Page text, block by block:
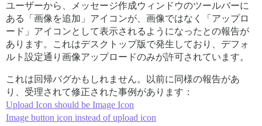
ユーザーから、メッセージ作成ウィンドウのツールバーに
ある「画像を追加」アイコンが、画像ではなく「アップロ
ード」アイコンとして表示されるようになったとの報告が
あります。これはデスクトップ版で発生しており、デフォ
ルト設定通り画像アップロードのみが許可されています。
これは回帰バグかもしれません。以前に同様の報告があ
り、受理されて修正された事例があります：
Upload Icon should be Image Icon
Image button icon instead of upload icon